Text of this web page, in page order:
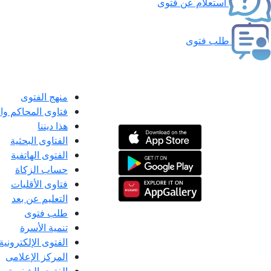
طلب فتوى
منهج الفتوى
فتاوى المحاكم
هذا ديننا
الفتاوى البحثية
الفتوى الهاتفية
حساب الزكاة
فتاوى الأقليات
التعليم عن بعد
طلب فتوى
تنمية الأسرة
الفتوى الإلكترونية
المركز الإعلامى